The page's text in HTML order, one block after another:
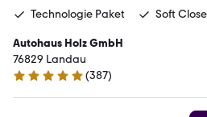
Technologie Paket
Soft Close
Autohaus Holz GmbH
76829 Landau
4.8 Sterne
(387)